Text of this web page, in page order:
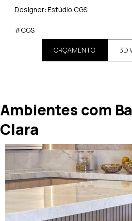
Designer: Estúdio CGS
#CGS
ORÇAMENTO 3D
Ambientes com
Clara